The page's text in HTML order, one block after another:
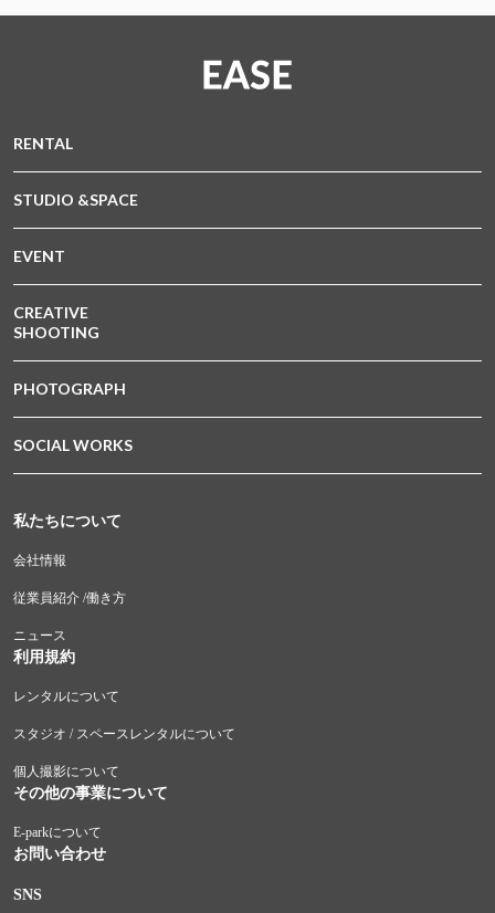
RENTAL
STUDIO &SPACE
EVENT
CREATIVE
SHOOTING
PHOTOGRAPH
SOCIAL WORKS
私たちについて
会社情報
従業員紹介 /働き方
ニュース
利用規約
レンタルについて
スタジオ / スペースレンタルについて
個人撮影について
その他の事業について
E-parkについて
お問い合わせ
SNS